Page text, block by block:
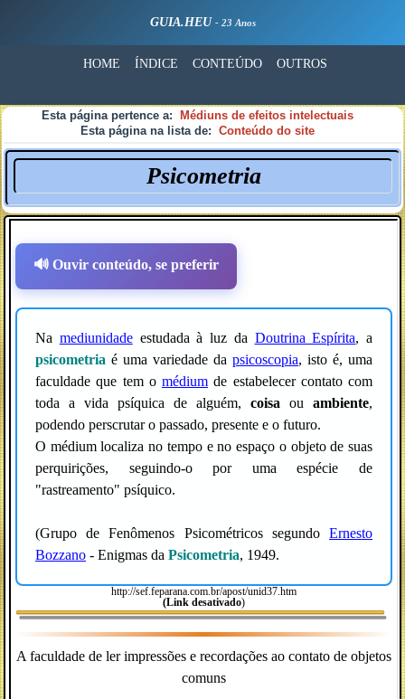
GUIA.HEU - 23 Anos
HOME ÍNDICE CONTEÚDO OUTROS
Esta página pertence a:
Médiuns de efeitos intelectuais
Esta página na lista de: Conteúdo do site
Psicometria
🔊 Ouvir conteúdo, se preferir
Na mediunidadeestudada à luz da Doutrina Espírita, a
psicometria é uma variedade da psicoscopia, isto é, uma
faculdade que tem o médium de estabelecer contato com
toda a vida psíquica de alguém, coisa ou ambiente,
podendo perscrutar o passado, presente e o futuro.
O médium localiza no tempo e no espaço o objeto de suas
perquirições, seguindo-o por uma espécie de
"rastreamento" psíquico.
(Grupo de Fenômenos Psicométricos segundo Ernesto
Bozzano - Enigmas da Psicometria, 1949.
http://sef.feparana.com.br/apost/unid37.htm
(Link desativado)
A faculdade de ler impressões e recordações ao contato de objetos
comuns